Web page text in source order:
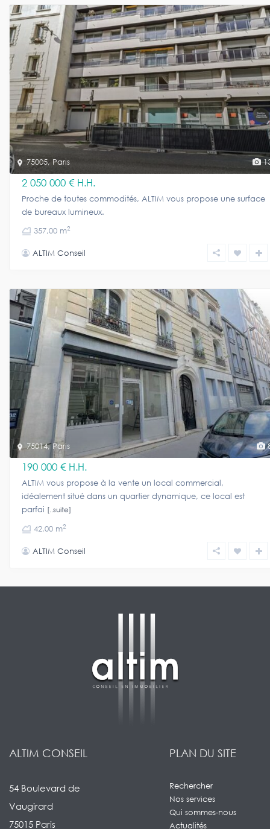
75005, Paris
2 050 000 € H.H.
Proche de toutes commodités, ALTIM vous propose une surface
de bureaux lumineux.
357,00 m2
ALTIM Conseil
75014,Paris
190 000 € H.H.
ALTIM vous propose à la vente un local commercial,
idéalement situé dans un quartier dynamique, ce local est
parfai [..suite]
42,00 m2
ALTIM Conseil
ALTIM CONSEIL
54 Boulevard de
Vaugirard
75015 Paris
PLAN DU SITE
Rechercher
Nos services
Qui sommes-nous
Actualités